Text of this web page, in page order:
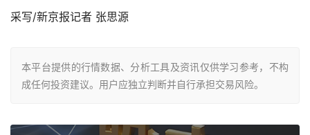
采写/新京报记者 张思源
本平台提供的行情数据、分析工具及资讯仅供学习参考，不构
成任何投资建议。用户应独立判断并自行承担交易风险。